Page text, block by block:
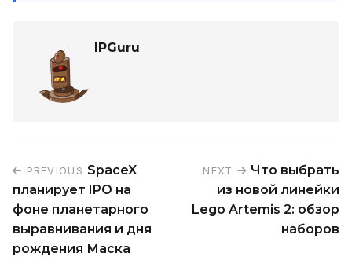
IPGuru
PREVIOUS SpaceX
планирует IPO на
фоне планетарного
выравнивания и дня
рождения Маска
NEXT
Что выбрать
из новой линейки
Lego Artemis 2: обзор
наборов